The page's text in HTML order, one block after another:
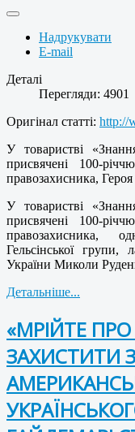
Надрукувати
E-mail
Деталі
Перегляди: 4901
Оригінал статті: http://
У товаристві
присвячені 100-
правозахисника,
У товаристві
присвячені 100-
правозахисника,
Гельсінської групи,
України Миколи
Детальніше...
«МРІЙТЕ
ЗАХИСТИТИ